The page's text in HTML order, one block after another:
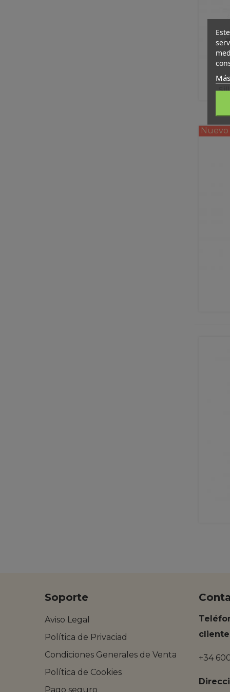
Nuevo
Soporte
Aviso Legal
Política de Privaciad
Condiciones Generales de Venta
Política de Cookies
Pago seguro
+34